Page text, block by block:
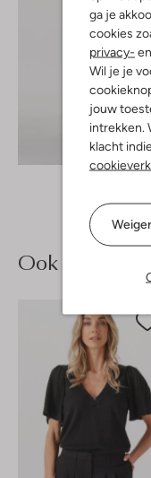
ga je
cookies
privacy- en
Wil je je
jouw
intrekken.
klacht
Ontdek de
Ook iets voor